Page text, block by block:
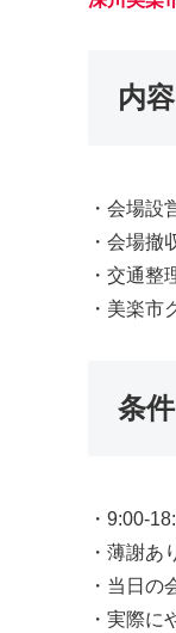
内容
・会場設
・会場撤
・交通整
・美楽市
条件
・9:00-
・薄謝あ
・当日の
・実際に